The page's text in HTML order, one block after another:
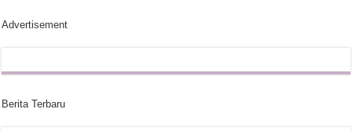
Advertisement
Berita Terbaru